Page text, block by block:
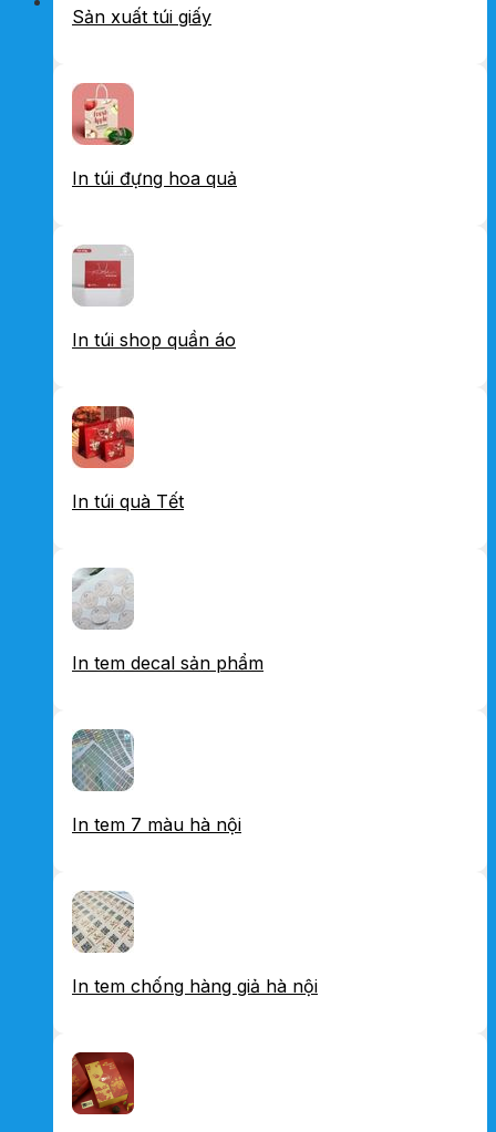
Sản xuất túi giấy
In túi đựng hoa quả
In túi shop quần áo
In túi quà Tết
In tem decal sản phẩm
In tem 7 màu hà nội
In tem chống hàng giả hà nội